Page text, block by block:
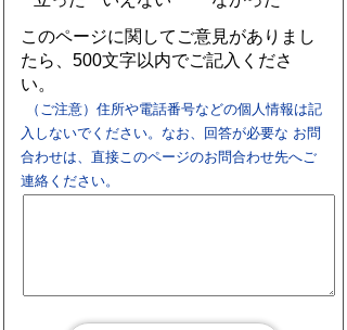
このページに関してご意見がありまし
たら、500文字以内でご記入くださ
い。
（ご注意）住所や電話番号などの個人情報は記
入しないでください。なお、回答が必要な お問
合わせは、直接このページのお問合わせ先へご
連絡ください。